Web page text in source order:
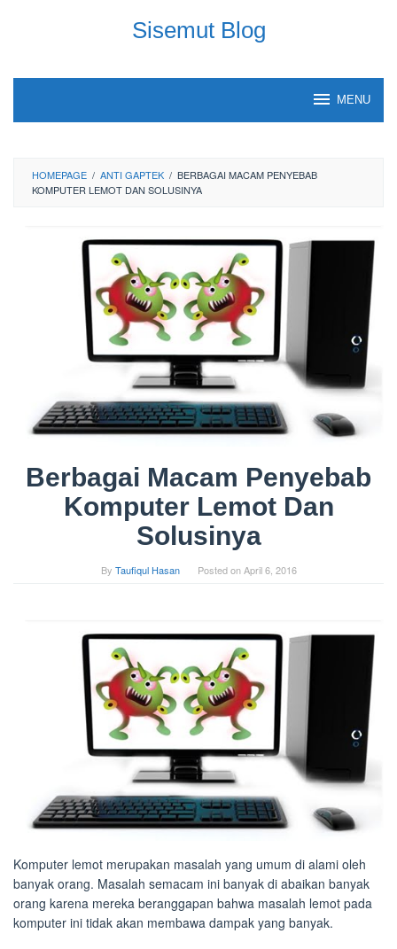
Sisemut Blog
MENU
HOMEPAGE / ANTI GAPTEK / BERBAGAI MACAM PENYEBAB
KOMPUTER LEMOT DAN SOLUSINYA
Berbagai Macam Penyebab
Komputer Lemot Dan
Solusinya
By Taufiqul Hasan Posted onApril 6, 2016
Komputer lemot merupakan masalah yang umum di alami oleh
banyak orang. Masalah semacam ini banyak di abaikan banyak
orang karena mereka beranggapan bahwa masalah lemot pada
komputer ini tidak akan membawa dampak yang banyak.